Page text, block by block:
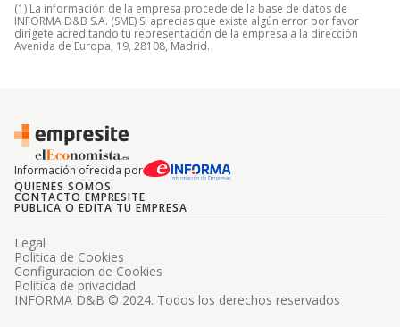
(1) La información de la empresa procede de la base de datos de
INFORMA D&B S.A. (SME) Si aprecias que existe algún error por favor
dirígete acreditando tu representación de la empresa a la dirección
Avenida de Europa, 19, 28108, Madrid.
Información ofrecida por
QUIENES SOMOS
CONTACTO EMPRESITE
PUBLICA O EDITA TU EMPRESA
INFORMA D&B © 2024. Todos los derechos reservados
Legal
Politica de Cookies
Configuracion de Cookies
Politica de privacidad